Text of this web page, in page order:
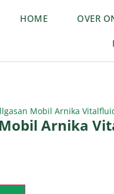
HOME OVER
Mobil Arnika
Arnika